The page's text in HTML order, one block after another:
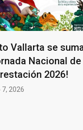
Vallarta se
Nacional de
2026!
2026